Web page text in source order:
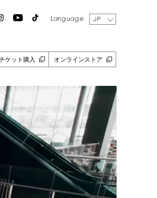
Language JP
ケット購入 オンラインストア